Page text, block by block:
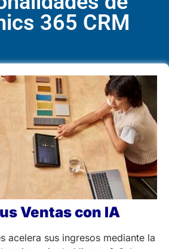
365 CRM
Ventas con IA
acelera sus ingresos mediante la